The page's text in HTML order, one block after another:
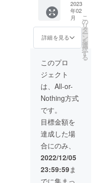
実行者
へ確認
写真を
送付し
ます」
クボー
原動機
付自転
車（原
付1種）
という
ことを
理解し
た上
で、道
路交通
守って
安全に
＆ペー
ストし
てくだ
さい。
↓ ↓ ↓ ↓
↓ ↓ ↓ ↓
プロ
トの 支
援者 で
ある私
は、事
ンバー
プレー
ト登録
と、自
賠責保
険へ加
実行者
へ確認
個人情
報は厳
守いた
しま
す。
※ 下記
をお読
だき、
ご理解
の上、
ご同意
場合
は、下
記の文
章を
【備考
欄】 へ
＆ペー
ストし
す。法
律上、
原動機
付自転
車（原
付1種）
ます。
考欄】
の記載
がない
と支援
ませ
ん。ま
た製品
をお送
りする
ことが
せん。
個人情
＝＝ ＜
MANTI
S10
PLUSに
興味を
ただけ
へ、下
記を必
ずお読
みくだ
MANTI
S10
PLUSは
公道仕
様の電
動キッ
ドで
す。法
ト：1個
※ナン
バープ
レート
登録に
付自転
証明書
は、
PDF形
式でご
メール
アドレ
ス宛に
お送り
いたし
ます。
＝＝ ＜
MANTI
届けの
場合、
本リ
ターン
の購入
いと
キャン
セルと
させて
いただ
く場合
す。 ※
本オプ
ション
のみ
や、該
当地域
以外に
お住い
島」の
お客様
向けの
追加送
料で
す。 該
当地域
へ発送
をご希
望され
る方
は、製
品と一
ション
のご購
入が必
要で
す。 ※
当製品
はバッ
テリー
2023
年02
月
詳細を見る
こ
の
リ
タ
ー
ン
を
選
択
す
る
このプロ
ジェクト
は、All-or-
Nothing方式
です。
目標金額を
達成した場
合にのみ、
2022/12/05
23:59:59ま
でに集まっ